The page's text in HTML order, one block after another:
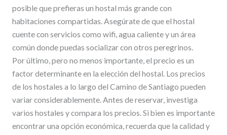
posible que prefieras un hostal más grande con
habitaciones compartidas. Asegúrate de que el hostal
cuente con servicios como wifi, agua caliente y un área
común donde puedas socializar con otros peregrinos.
Por último, pero no menos importante, el precio es un
factor determinante en la elección del hostal. Los precios
de los hostales a lo largo del Camino de Santiago pueden
variar considerablemente. Antes de reservar, investiga
varios hostales y compara los precios. Si bien es importante
encontrar una opción económica, recuerda que la calidad y